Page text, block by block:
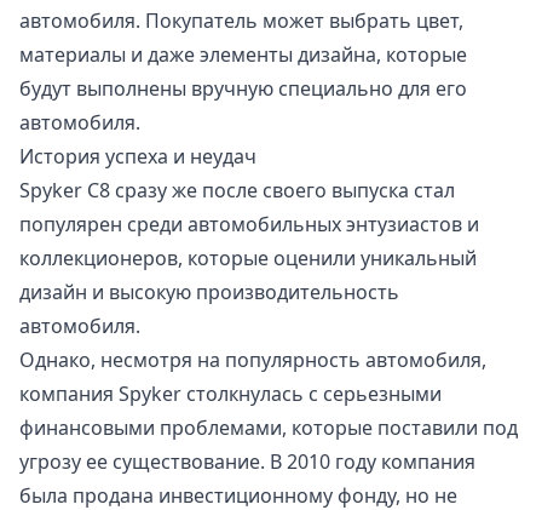
автомобиля. Покупатель может выбрать цвет,
материалы и даже элементы дизайна, которые
будут выполнены вручную специально для его
автомобиля.
История успеха и неудач
Spyker C8 сразу же после своего выпуска стал
популярен среди автомобильных энтузиастов и
коллекционеров, которые оценили уникальный
дизайн и высокую производительность
автомобиля.
Однако, несмотря на популярность автомобиля,
компания Spyker столкнулась с серьезными
финансовыми проблемами, которые поставили под
угрозу ее существование. В 2010 году компания
была продана инвестиционному фонду, но не